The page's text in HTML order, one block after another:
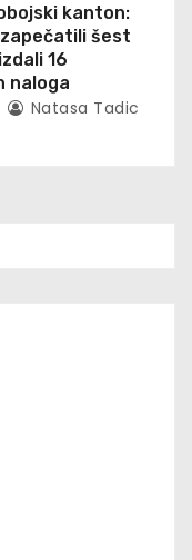
kanton:
šest
16
naloga
Natasa Tadic